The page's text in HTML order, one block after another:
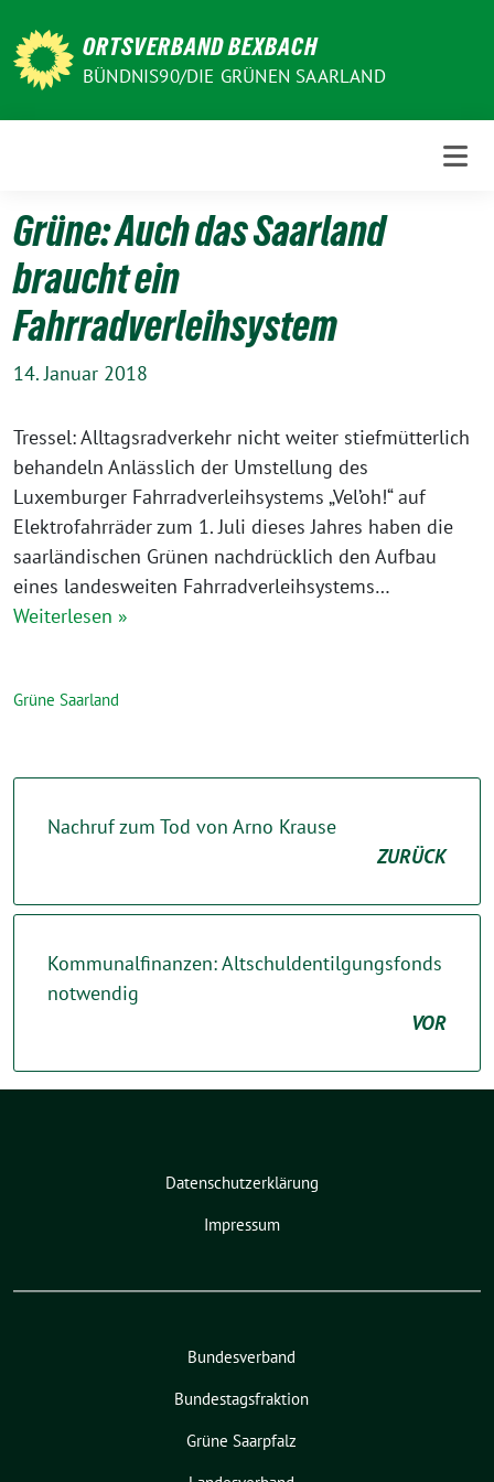
zum
Inhalt
ORTSVERBAND BEXBACH
BÜNDNIS90/DIE GRÜNEN SAARLAND
Grüne: Auch das Saarland
braucht ein
Fahrradverleihsystem
14. Januar 2018
Tressel: Alltagsradverkehr nicht weiter stiefmütterlich
behandeln Anlässlich der Umstellung des
Luxemburger Fahrradverleihsystems „Vel’oh!“ auf
Elektrofahrräder zum 1. Juli dieses Jahres haben die
saarländischen Grünen nachdrücklich den Aufbau
eines landesweiten Fahrradverleihsystems…
Weiterlesen »
Grüne Saarland
Nachruf zum Tod von Arno Krause
ZURÜCK
Kommunalfinanzen: Altschuldentilgungsfonds
notwendig
VOR
Datenschutzerklärung
Impressum
Bundesverband
Bundestagsfraktion
Grüne Saarpfalz